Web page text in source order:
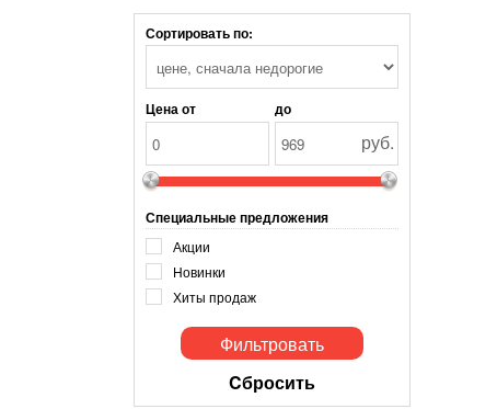
Сортировать по:
Цена от до
руб.
Специальные предложения
Акции
Новинки
Хиты продаж
Cбросить